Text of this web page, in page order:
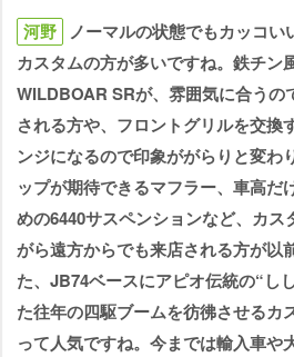
河野 ノーマルの状態でもカッコ
カスタムの方が多いですね。鉄チン
WILDBOAR SRが、雰囲気に合うの
される方や、フロントグリルを交換
ンジになるので印象ががらりと変わ
ップが期待できるマフラー、車高だ
めの6440サスペンションなど、カ
がら遠方からでも来店される方が以
た、JB74ベースにアピオ伝統の“し
た往年の四駆ブームを彷彿させるカ
って人気ですね。今までは輸入車や